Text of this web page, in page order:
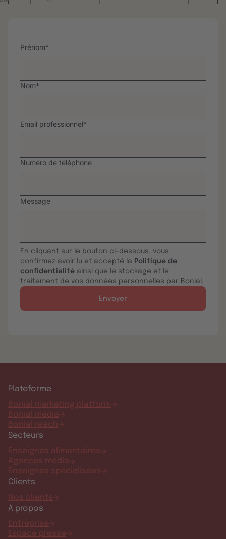
Prénom*
Nom*
Email professionnel*
Numéro de téléphone
Message
En cliquant sur le bouton ci-dessous, vous
confirmez avoir lu et accepté la Politique de
confidentialité ainsi que le stockage et le
traitement de vos données personnelles par Bonial.
Plateforme
Bonial marketing platform
Bonial media
Bonial reach
Secteurs
Enseignes alimentaires
Agences média
Enseignes spécialisées
Clients
Nos clients
À propos
Entreprise
Espace presse